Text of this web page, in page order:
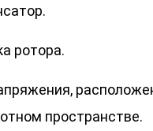
ротора.
пространстве.